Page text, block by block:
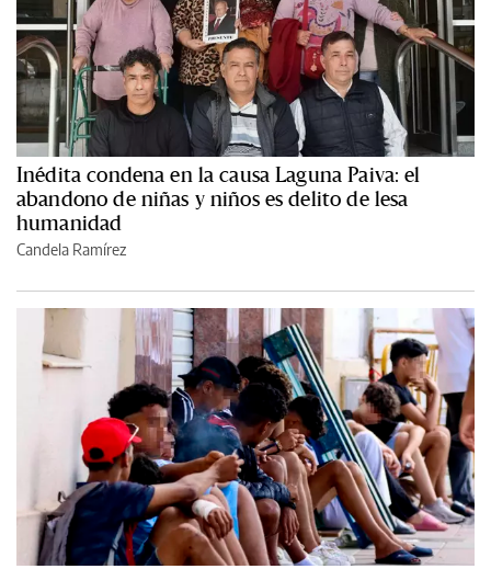
Inédita condena en la causa Laguna Paiva: el
abandono de niñas y niños es delito de lesa
humanidad
Candela Ramírez